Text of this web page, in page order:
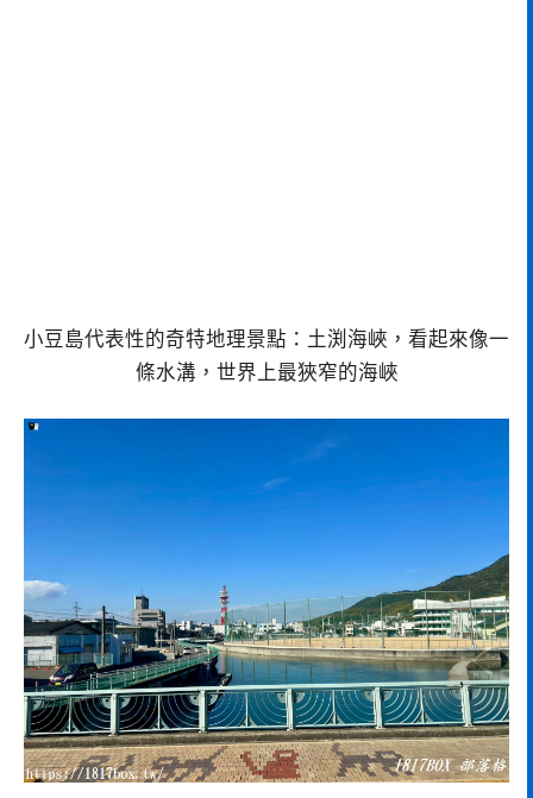
小豆島代表性的奇特地理景點：土渕海峽，看起來像一
條水溝，世界上最狹窄的海峽